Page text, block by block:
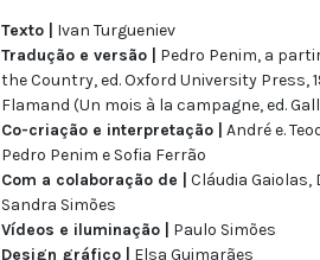
Texto |
Ivan Turgueniev
Tradução e versão |
Pedro Penim, a
the Country, ed. Oxford University Press,
Flamand (Un mois à la campagne, ed.
Co-criação e interpretação |
André e.
Pedro Penim e Sofia Ferrão
Com a colaboração de |
Cláudia Gaiolas,
Sandra Simões
Vídeos e iluminação |
Paulo Simões
Design gráfico |
Elsa Guimarães